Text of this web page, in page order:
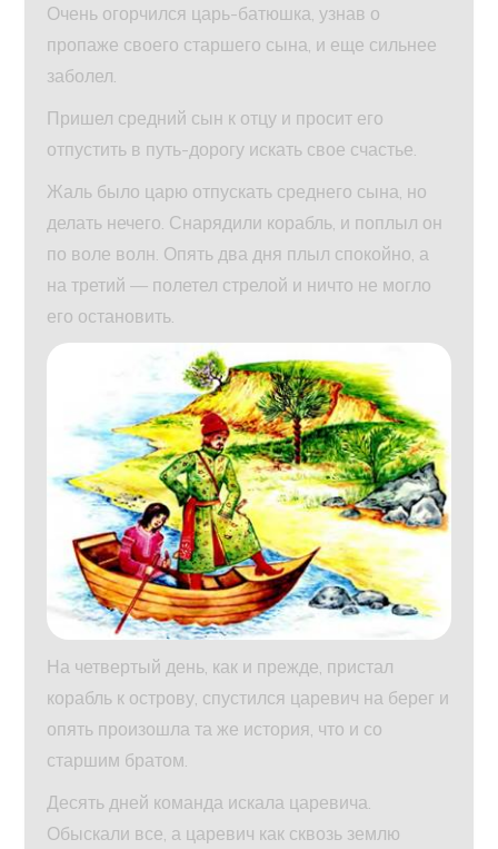
Очень огорчился царь-батюшка, узнав о
пропаже своего старшего сына, и еще сильнее
заболел.
Пришел средний сын к отцу и просит его
отпустить в путь-дорогу искать свое счастье.
Жаль было царю отпускать среднего сына, но
делать нечего. Снарядили корабль, и поплыл он
по воле волн. Опять два дня плыл спокойно, а
на третий — полетел стрелой и ничто не могло
его остановить.
На четвертый день, как и прежде, пристал
корабль к острову, спустился царевич на берег и
опять произошла та же история, что и со
старшим братом.
Десять дней команда искала царевича.
Обыскали все, а царевич как сквозь землю